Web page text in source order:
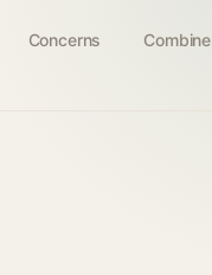
Concerns Combine